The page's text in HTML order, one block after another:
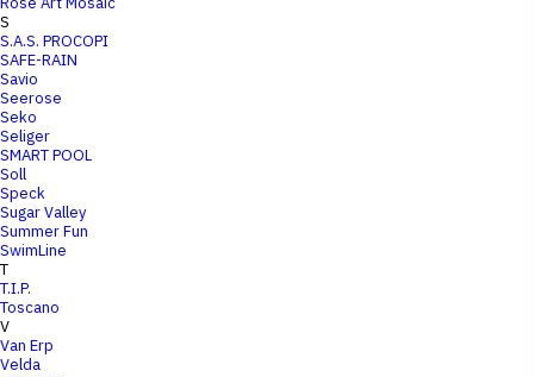
S
S.A.S. PROCOPI
SAFE-RAIN
Savio
Seerose
Seko
Seliger
SMART POOL
Soll
Speck
Sugar Valley
Summer Fun
SwimLine
T
T.I.P.
Toscano
V
Van Erp
Velda